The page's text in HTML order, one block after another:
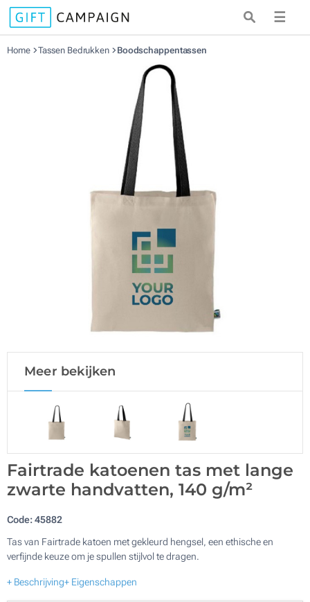
☰
Home Tassen Bedrukken Boodschappentassen
Meer bekijken
Fairtrade katoenen tas met lange
zwarte handvatten, 140 g/m²
Code:45882
Tas van Fairtrade katoen met gekleurd hengsel, een ethische en
verfijnde keuze om je spullen stijlvol te dragen.
+ Beschrijving+ Eigenschappen